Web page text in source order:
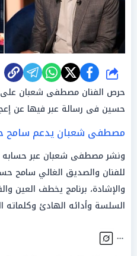
شارك
حرص الفنان مصطفى شعبان
حسين فى رسالة عبر فيها عن
مصطفى شعبان يدعم سامح
للفنان والصديق الغالي سامح
والإشادة، برنامج يخطف العين
السلسة وأدائه الهادئ وكلماته